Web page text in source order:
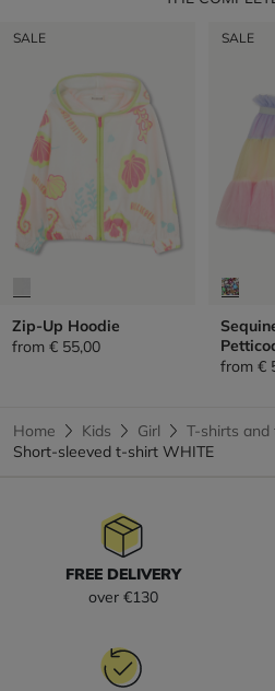
SALE
Zip-Up Hoodie
from € 55,00
SALE
from €
Home Kids Girl
T-shirts and
Short-sleeved t-shirt WHITE
FREE DELIVERY
over €130